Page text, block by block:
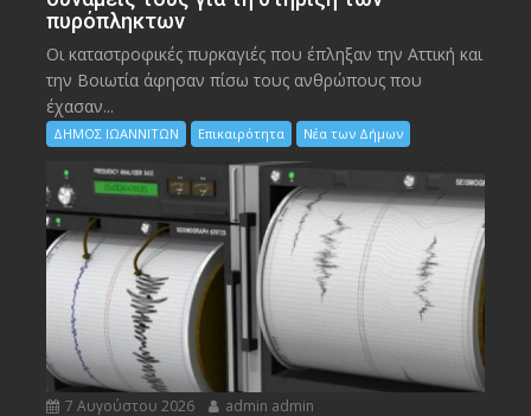
πυρόπληκτων
Οι καταστροφικές πυρκαγιές που έπληξαν την Αττική και
την Bοιωτία άφησαν πίσω τους ανθρώπους που
έχασαν...
ΔΗΜΟΣ ΙΩΑΝΝΙΤΩΝ Επικαιρότητα Νέα των Δήμων
7 Αυγούστου 2026 admin admin